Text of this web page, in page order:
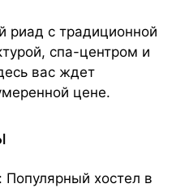
риад с традиционной
спа-центром и
вас ждет
цене.
: Популярный хостел в